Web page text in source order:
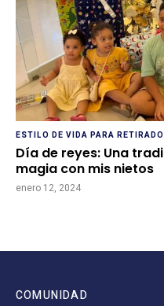
ESTILO DE VIDA PARA
Día de reyes: Una
magia con mis nietos
enero 12, 2024
COMUNIDAD